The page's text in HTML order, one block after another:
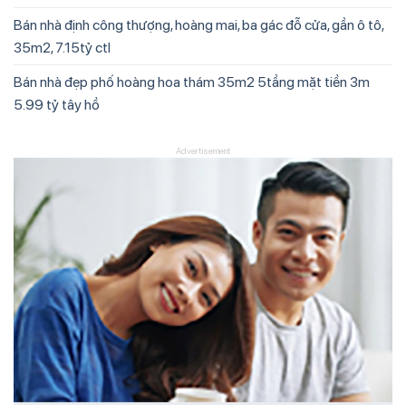
Bán nhà định công thượng, hoàng mai, ba gác đỗ cửa, gần ô tô,
35m2, 7.15tỷ ctl
Bán nhà đẹp phố hoàng hoa thám 35m2 5tầng mặt tiền 3m
5.99 tỷ tây hồ
Advertisement